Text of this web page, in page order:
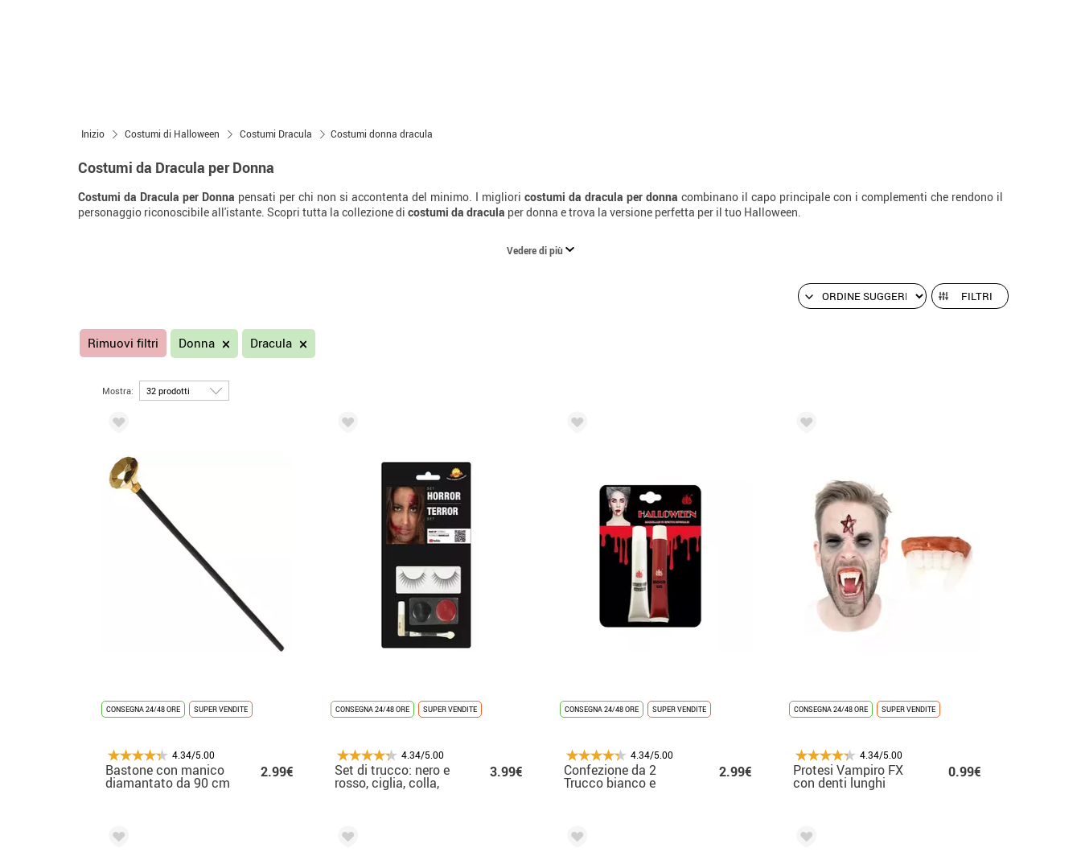
Inizio Costumi di Halloween Costumi Dracula Costumi donna dracula
Costumi da Dracula per Donna
Costumi da Dracula per Donna pensati per chi non si accontenta del minimo. I migliori costumi da dracula per donna combinano il capo principale con i complementi che rendono il
personaggio riconoscibile all'istante. Scopri tutta la collezione di costumi da dracula per donna e trova la versione perfetta per il tuo Halloween.
Vedere di più
FILTRI
Rimuovi filtri Donna Dracula
Mostra:
CONSEGNA 24/48 ORE SUPER VENDITE
4.34/5.00
Bastone con manico
diamantato da 90 cm
2.99€
CONSEGNA 24/48 ORE SUPER VENDITE
4.34/5.00
Set di trucco: nero e
rosso, ciglia, colla,
pennello
3.99€
CONSEGNA 24/48 ORE SUPER VENDITE
4.34/5.00
Confezione da 2
Trucco bianco e
2.99€
CONSEGNA 24/48 ORE SUPER VENDITE
4.34/5.00
Protesi Vampiro FX
con denti lunghi
0.99€